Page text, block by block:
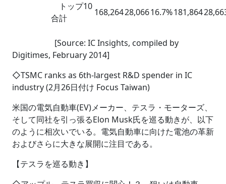
トップ10
合計
168,26428,06616.7%181,864
[Source: IC Insights, compiled by
Digitimes, February 2014]
◇TSMC ranks as 6th-largest R&D spender in IC
industry (2月26日付け Focus Taiwan)
米国の電気自動車(EV)メーカー、テスラ・モーターズ、
そして同社を引っ張るElon Musk氏を巡る動きが、以下
のように相次いでいる。電気自動車に向けた電池の革新
およびさらに大きな展開に注目である。
【テスラを巡る動き】